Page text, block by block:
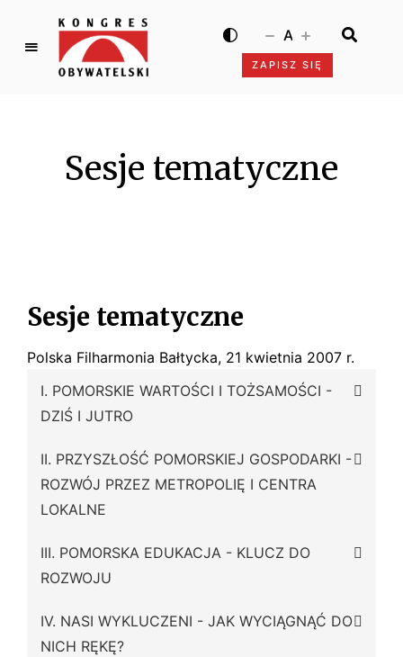
K
g
r
w
a
e
l
s
k
i
ZAPISZ SIĘ
A
Sesje tematyczne
Sesje tematyczne
Polska Filharmonia Bałtycka, 21 kwietnia 2007 r.
I. POMORSKIE WARTOŚCI I TOŻSAMOŚCI -
DZIŚ I JUTRO
II. PRZYSZŁOŚĆ POMORSKIEJ GOSPODARKI -
ROZWÓJ PRZEZ METROPOLIĘ I CENTRA
LOKALNE
III. POMORSKA EDUKACJA - KLUCZ DO
ROZWOJU
IV. NASI WYKLUCZENI - JAK WYCIĄGNĄĆ DO
NICH RĘKĘ?